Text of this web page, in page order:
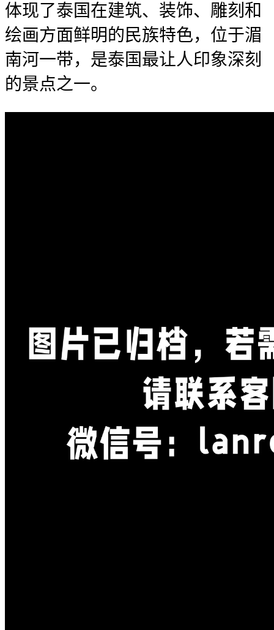
体现了泰国在建筑、装饰、雕刻和
绘画方面鲜明的民族特色，位于湄
南河一带，是泰国最让人印象深刻
的景点之一。